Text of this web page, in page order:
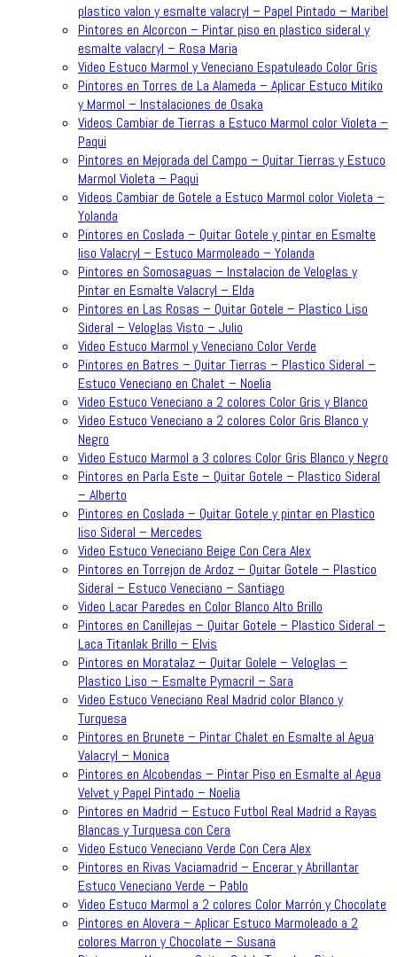
plastico valon y esmalte valacryl – Papel Pintado – Maribel
Pintores en Alcorcon – Pintar piso en plastico sideral y
esmalte valacryl – Rosa Maria
Video Estuco Marmol y Veneciano Espatuleado Color Gris
Pintores en Torres de La Alameda – Aplicar Estuco Mitiko
y Marmol – Instalaciones de Osaka
Videos Cambiar de Tierras a Estuco Marmol color Violeta –
Paqui
Pintores en Mejorada del Campo – Quitar Tierras y Estuco
Marmol Violeta – Paqui
Videos Cambiar de Gotele a Estuco Marmol color Violeta –
Yolanda
Pintores en Coslada – Quitar Gotele y pintar en Esmalte
liso Valacryl – Estuco Marmoleado – Yolanda
Pintores en Somosaguas – Instalacion de Veloglas y
Pintar en Esmalte Valacryl – Elda
Pintores en Las Rosas – Quitar Gotele – Plastico Liso
Sideral – Veloglas Visto – Julio
Video Estuco Marmol y Veneciano Color Verde
Pintores en Batres – Quitar Tierras – Plastico Sideral –
Estuco Veneciano en Chalet – Noelia
Video Estuco Veneciano a 2 colores Color Gris y Blanco
Video Estuco Veneciano a 2 colores Color Gris Blanco y
Negro
Video Estuco Marmol a 3 colores Color Gris Blanco y Negro
Pintores en Parla Este – Quitar Gotele – Plastico Sideral
– Alberto
Pintores en Coslada – Quitar Gotele y pintar en Plastico
liso Sideral – Mercedes
Video Estuco Veneciano Beige Con Cera Alex
Pintores en Torrejon de Ardoz – Quitar Gotele – Plastico
Sideral – Estuco Veneciano – Santiago
Video Lacar Paredes en Color Blanco Alto Brillo
Pintores en Canillejas – Quitar Gotele – Plastico Sideral –
Laca Titanlak Brillo – Elvis
Pintores en Moratalaz – Quitar Golele – Veloglas –
Plastico Liso – Esmalte Pymacril – Sara
Video Estuco Veneciano Real Madrid color Blanco y
Turquesa
Pintores en Brunete – Pintar Chalet en Esmalte al Agua
Valacryl – Monica
Pintores en Alcobendas – Pintar Piso en Esmalte al Agua
Velvet y Papel Pintado – Noelia
Pintores en Madrid – Estuco Futbol Real Madrid a Rayas
Blancas y Turquesa con Cera
Video Estuco Veneciano Verde Con Cera Alex
Pintores en Rivas Vaciamadrid – Encerar y Abrillantar
Estuco Veneciano Verde – Pablo
Video Estuco Marmol a 2 colores Color Marrón y Chocolate
Pintores en Alovera – Aplicar Estuco Marmoleado a 2
colores Marron y Chocolate – Susana